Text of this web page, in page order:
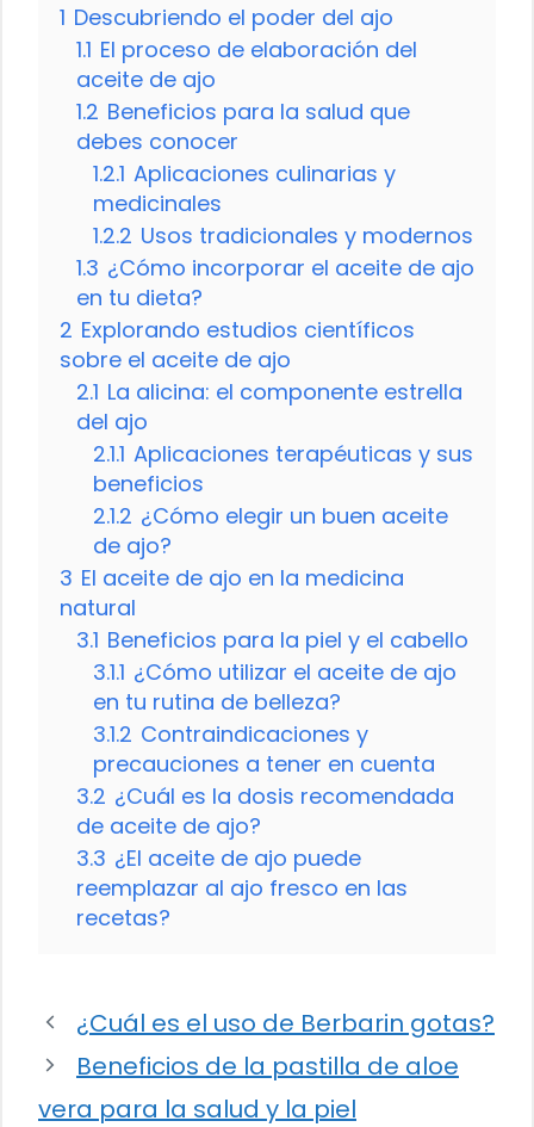
1 Descubriendo el poder del ajo
1.1 El proceso de elaboración del
aceite de ajo
1.2 Beneficios para la salud que
debes conocer
1.2.1 Aplicaciones culinarias y
medicinales
1.2.2 Usos tradicionales y modernos
1.3 ¿Cómo incorporar el aceite de ajo
en tu dieta?
2 Explorando estudios científicos
sobre el aceite de ajo
2.1 La alicina: el componente estrella
del ajo
2.1.1 Aplicaciones terapéuticas y sus
beneficios
2.1.2 ¿Cómo elegir un buen aceite
de ajo?
3 El aceite de ajo en la medicina
natural
3.1 Beneficios para la piel y el cabello
3.1.1 ¿Cómo utilizar el aceite de ajo
en tu rutina de belleza?
3.1.2 Contraindicaciones y
precauciones a tener en cuenta
3.2 ¿Cuál es la dosis recomendada
de aceite de ajo?
3.3 ¿El aceite de ajo puede
reemplazar al ajo fresco en las
recetas?
¿Cuál es el uso de Berbarin gotas?
Beneficios de la pastilla de aloe
vera para la salud y la piel